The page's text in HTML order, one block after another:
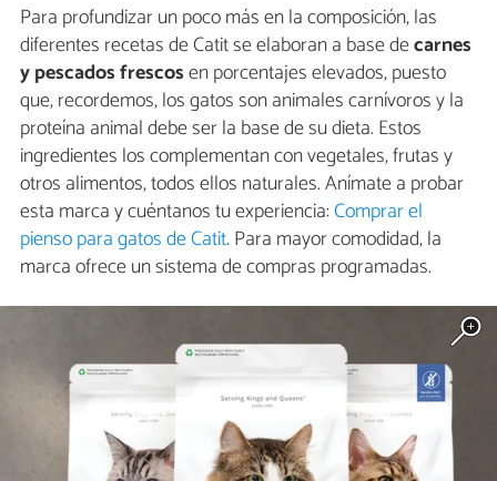
Para profundizar un poco más en la composición, las
diferentes recetas de Catit se elaboran a base decarnes
y pescados frescosen porcentajes elevados, puesto
que, recordemos, los gatos son animales carnívoros y la
proteína animal debe ser la base de su dieta. Estos
ingredientes los complementan con vegetales, frutas y
otros alimentos, todos ellos naturales. Anímate a probar
esta marca y cuéntanos tu experiencia:Comprar el
pienso para gatos de Catit. Para mayor comodidad, la
marca ofrece un sistema de compras programadas.